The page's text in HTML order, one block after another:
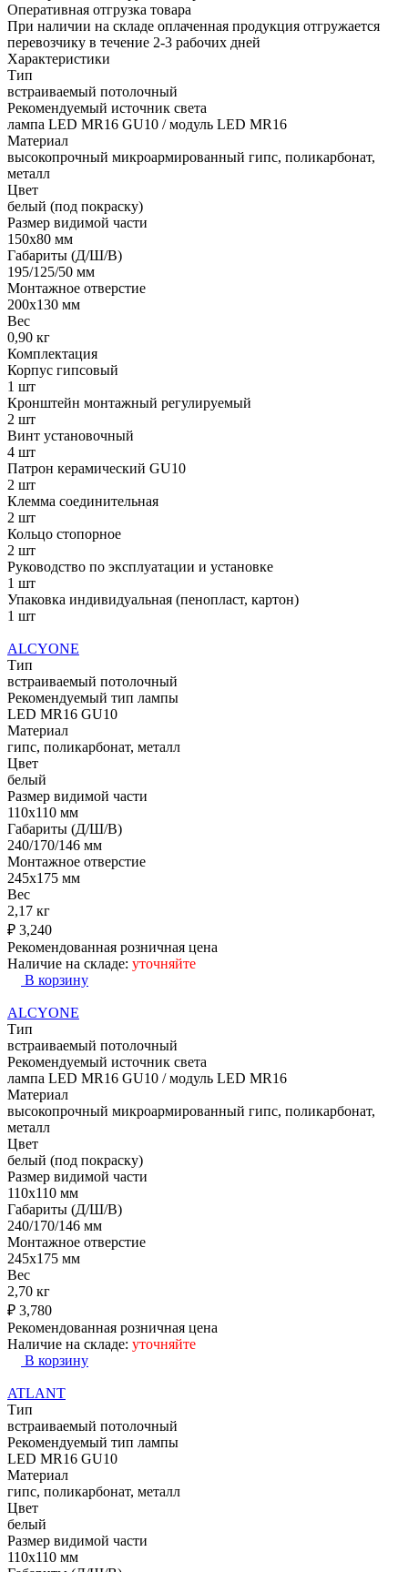
Оперативная отгрузка товара
При наличии на складе оплаченная продукция отгружается
перевозчику в течение 2-3 рабочих дней
Характеристики
Тип
встраиваемый потолочный
Рекомендуемый источник света
лампа LED MR16 GU10 / модуль LED MR16
Материал
высокопрочный микроармированный гипс, поликарбонат,
металл
Цвет
белый (под покраску)
Размер видимой части
150х80 мм
Габариты (Д/Ш/В)
195/125/50 мм
Монтажное отверстие
200x130 мм
Вес
0,90 кг
Комплектация
Корпус гипсовый
1 шт
Кронштейн монтажный регулируемый
2 шт
Винт установочный
4 шт
Патрон керамический GU10
2 шт
Клемма соединительная
2 шт
Кольцо стопорное
2 шт
Руководство по эксплуатации и установке
1 шт
Упаковка индивидуальная (пенопласт, картон)
1 шт
ALCYONE
Тип
встраиваемый потолочный
Рекомендуемый тип лампы
LED MR16 GU10
Материал
гипс, поликарбонат, металл
Цвет
белый
Размер видимой части
110х110 мм
Габариты (Д/Ш/В)
240/170/146 мм
Монтажное отверстие
245x175 мм
Вес
2,17 кг
₽ 3,240
Рекомендованная розничная цена
Наличие на складе: уточняйте
В корзину
ALCYONE
Тип
встраиваемый потолочный
Рекомендуемый источник света
лампа LED MR16 GU10 / модуль LED MR16
Материал
высокопрочный микроармированный гипс, поликарбонат,
металл
Цвет
белый (под покраску)
Размер видимой части
110х110 мм
Габариты (Д/Ш/В)
240/170/146 мм
Монтажное отверстие
245x175 мм
Вес
2,70 кг
₽ 3,780
Рекомендованная розничная цена
Наличие на складе: уточняйте
В корзину
ATLANT
Тип
встраиваемый потолочный
Рекомендуемый тип лампы
LED MR16 GU10
Материал
гипс, поликарбонат, металл
Цвет
белый
Размер видимой части
110х110 мм